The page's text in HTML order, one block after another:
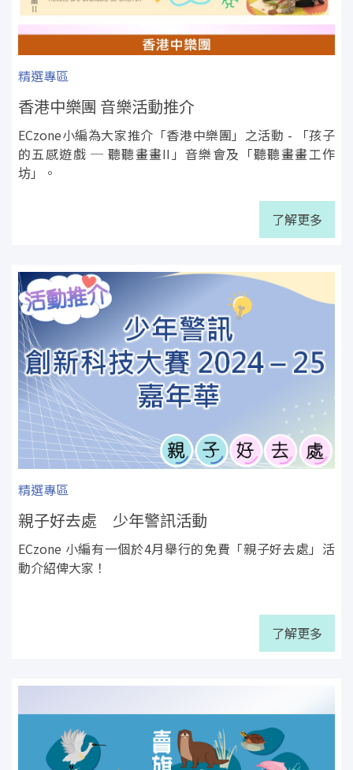
精選專區
香港中樂團 音樂活動推介
ECzone小編為大家推介「香港中樂團」之活動 - 「孩子
的五感遊戲 ─ 聽聽畫畫II」音樂會及「聽聽畫畫工作
坊」。
了解更多
精選專區
親子好去處 少年警訊活動
ECzone 小編有一個於4月舉行的免費「親子好去處」活
動介紹俾大家！
了解更多